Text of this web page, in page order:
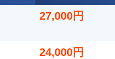
お買取目安 18,000円
27,000円
24,000円